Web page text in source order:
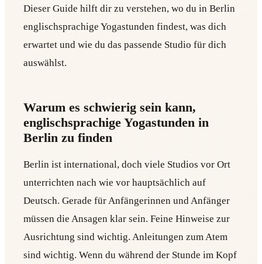
Dieser Guide hilft dir zu verstehen, wo du in Berlin
englischsprachige Yogastunden findest, was dich
erwartet und wie du das passende Studio für dich
auswählst.
Warum es schwierig sein kann,
englischsprachige Yogastunden in
Berlin zu finden
Berlin ist international, doch viele Studios vor Ort
unterrichten nach wie vor hauptsächlich auf
Deutsch. Gerade für Anfängerinnen und Anfänger
müssen die Ansagen klar sein. Feine Hinweise zur
Ausrichtung sind wichtig. Anleitungen zum Atem
sind wichtig. Wenn du während der Stunde im Kopf